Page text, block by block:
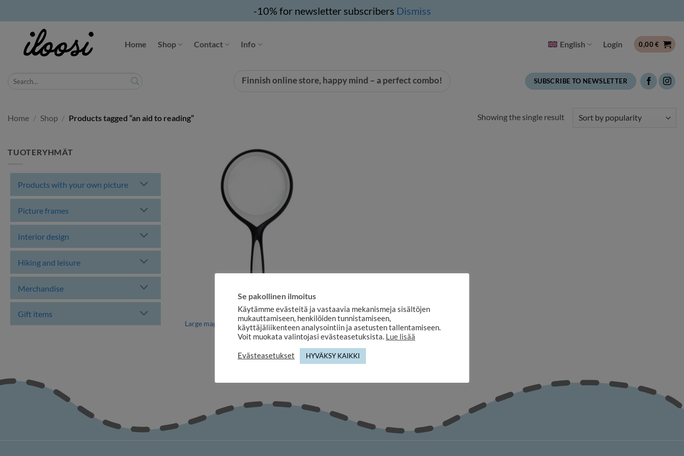
-10% for newsletter subscribers Dismiss
content
Home Shop Contact Info English Login 0,00€
Finnish online store, happy mind – a perfect combo! SUBSCRIBE TO NEWSLETTER
Home / Shop / Products tagged “an aid to reading” Showing the single result
TUOTERYHMÄT
Products with your own picture
Picture frames
Interior design
Hiking and leisure
Merchandise
Gift items HIKING AND LEISURE
Large magnifying glass DÖRR HL-2 2X Ø90mm
19,90€
Se pakollinen ilmoitus
Käytämme evästeitä ja vastaavia mekanismeja sisältöjen
mukauttamiseen, henkilöiden tunnistamiseen,
käyttäjäliikenteen analysointiin ja asetusten tallentamiseen.
Voit muokata valintojasi evästeasetuksista. Lue lisää
Evästeasetukset HYVÄKSY KAIKKI